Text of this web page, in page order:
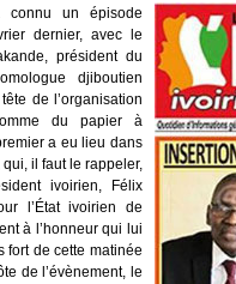
connu un épisode
dernier, avec le
président du
djiboutien
de l’organisation
du papier à
a eu lieu dans
il faut le rappeler,
ivoirien, Félix
l’État ivoirien de
à l’honneur qui lui
fort de cette matinée
de l’évènement, le